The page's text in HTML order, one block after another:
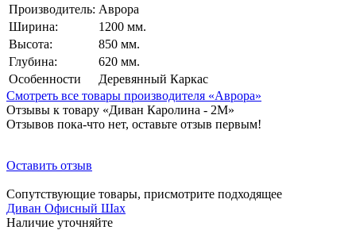
Производитель: Аврора
Ширина:
1200 мм.
Высота:
850 мм.
Глубина:
620 мм.
Особенности
Деревянный Каркас
Смотреть все товары производителя «Аврора»
Отзывы к товару «Диван Каролина - 2М»
Отзывов пока-что нет, оставьте отзыв первым!
Оставить отзыв
Сопутствующие товары, присмотрите подходящее
Диван Офисный Шах
Наличие уточняйте